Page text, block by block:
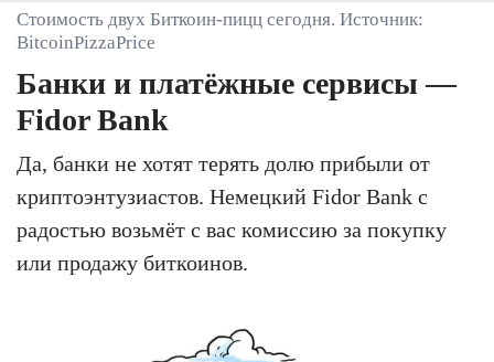
Стоимость двух Биткоин-пицц сегодня. Источник:
BitcoinPizzaPrice
Банки и платёжные сервисы —
Fidor Bank
Да, банки не хотят терять долю прибыли от
криптоэнтузиастов. Немецкий Fidor Bank с
радостью возьмёт с вас комиссию за покупку
или продажу биткоинов.